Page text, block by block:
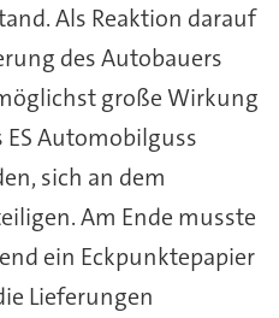
Als Reaktion darauf
des Autobauers
große Wirkung
ES Automobilguss
sich an dem
Am Ende musste
ein Eckpunktepapier
Lieferungen